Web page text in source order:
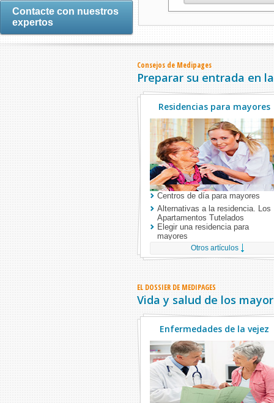
Contacte con nuestros
expertos
Consejos de Medipages
Preparar su entrada en
Residencias para mayores
Centros de día para mayores
Alternativas a la residencia. Los
Apartamentos Tutelados
Elegir una residencia para
mayores
Preparar el ingreso en una
residencia para mayores
Otros artículos
EL DOSSIER DE MEDIPAGES
Vida y salud de los
Enfermedades de la vejez